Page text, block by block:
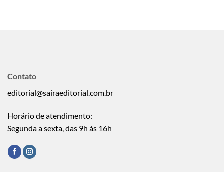
Contato
editorial@sairaeditorial.com.br
Horário de atendimento:
Segunda a sexta, das 9h às 16h